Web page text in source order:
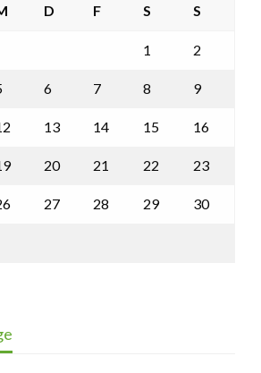
D F S S
1 2
6 7 8 9
13 14 15 16
20 21 22 23
27 28 29 30